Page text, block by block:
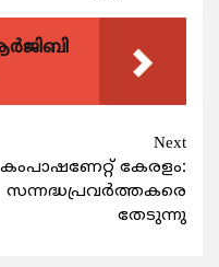
Next
കംപാഷണേറ്റ് കേരളം:
സന്നദ്ധപ്രവര്‍ത്തകരെ
തേടുന്നു